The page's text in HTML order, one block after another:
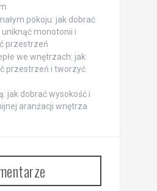
pokoju: jak dobrać
monotonii i
przestrzeń
we wnętrzach: jak
przestrzeń i tworzyć
jak dobrać wysokość i
aranżacji wnętrza